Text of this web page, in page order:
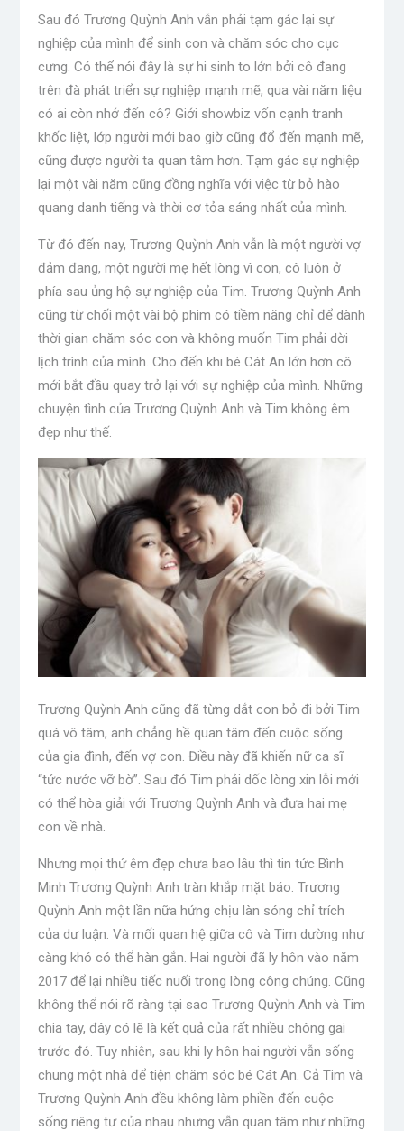
Sau đó Trương Quỳnh Anh vẫn phải tạm gác lại sự
nghiệp của mình để sinh con và chăm sóc cho cục
cưng. Có thể nói đây là sự hi sinh to lớn bởi cô đang
trên đà phát triển sự nghiệp mạnh mẽ, qua vài năm liệu
có ai còn nhớ đến cô? Giới showbiz vốn cạnh tranh
khốc liệt, lớp người mới bao giờ cũng đổ đến mạnh mẽ,
cũng được người ta quan tâm hơn. Tạm gác sự nghiệp
lại một vài năm cũng đồng nghĩa với việc từ bỏ hào
quang danh tiếng và thời cơ tỏa sáng nhất của mình.
Từ đó đến nay, Trương Quỳnh Anh vẫn là một người vợ
đảm đang, một người mẹ hết lòng vì con, cô luôn ở
phía sau ủng hộ sự nghiệp của Tim. Trương Quỳnh Anh
cũng từ chối một vài bộ phim có tiềm năng chỉ để dành
thời gian chăm sóc con và không muốn Tim phải dời
lịch trình của mình. Cho đến khi bé Cát An lớn hơn cô
mới bắt đầu quay trở lại với sự nghiệp của mình. Những
chuyện tình của Trương Quỳnh Anh và Tim không êm
đẹp như thế.
Trương Quỳnh Anh cũng đã từng dắt con bỏ đi bởi Tim
quá vô tâm, anh chẳng hề quan tâm đến cuộc sống
của gia đình, đến vợ con. Điều này đã khiến nữ ca sĩ
“tức nước vỡ bờ”. Sau đó Tim phải dốc lòng xin lỗi mới
có thể hòa giải với Trương Quỳnh Anh và đưa hai mẹ
con về nhà.
Nhưng mọi thứ êm đẹp chưa bao lâu thì tin tức Bình
Minh Trương Quỳnh Anh tràn khắp mặt báo. Trương
Quỳnh Anh một lần nữa hứng chịu làn sóng chỉ trích
của dư luận. Và mối quan hệ giữa cô và Tim dường như
càng khó có thể hàn gắn. Hai người đã ly hôn vào năm
2017 để lại nhiều tiếc nuối trong lòng công chúng. Cũng
không thể nói rõ ràng tại sao Trương Quỳnh Anh và Tim
chia tay, đây có lẽ là kết quả của rất nhiều chông gai
trước đó. Tuy nhiên, sau khi ly hôn hai người vẫn sống
chung một nhà để tiện chăm sóc bé Cát An. Cả Tim và
Trương Quỳnh Anh đều không làm phiền đến cuộc
sống riêng tư của nhau nhưng vẫn quan tâm như những